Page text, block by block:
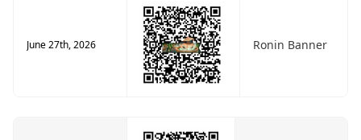
June 27th, 2026 Ronin Banner